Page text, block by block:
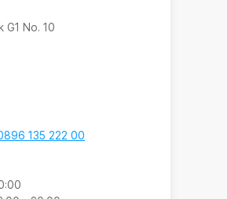
G1 No. 10
135 222 00